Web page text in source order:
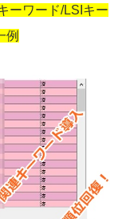
ーワード/LSIキー
例